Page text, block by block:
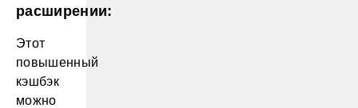
расширении:
Этот
повышенный
кэшбэк
можно